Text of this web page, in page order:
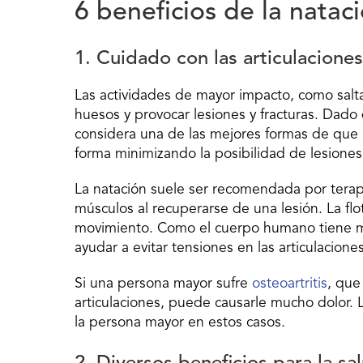
6 beneficios de la
1. Cuidado con las articulaciones
Las actividades de mayor impacto, como
huesos y provocar lesiones y fracturas.
considera una de las mejores formas de
forma minimizando la posibilidad de
La natación suele ser recomendada por
músculos al recuperarse de una lesión. La
movimiento. Como el cuerpo humano tiene
ayudar a evitar tensiones en las
Si una persona mayor sufre osteoartritis, que
articulaciones, puede causarle mucho dolor.
la persona mayor en estos casos.